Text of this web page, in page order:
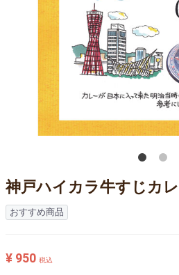
神戸ハイカラ牛すじカ
おすすめ商品
¥ 950 税込